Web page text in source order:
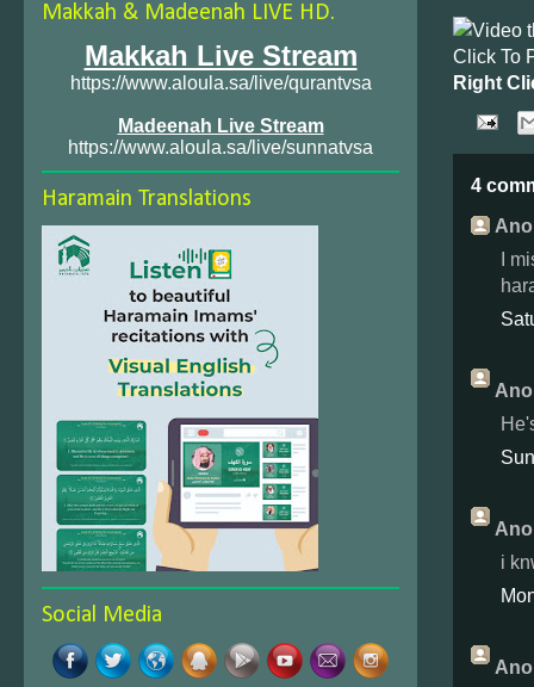
Click To
Right
4
I
i
Makkah & Madeenah LIVE HD.
Makkah Live Stream
https://www.aloula.sa/live/qurantvsa
Madeenah Live Stream
https://www.aloula.sa/live/sunnatvsa
Haramain Translations
Social Media